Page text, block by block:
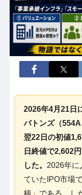
2026年4月21日
バトンズ（
翌22日の初値
日終値で2,602
した。 2026年に
ていたIPO市場